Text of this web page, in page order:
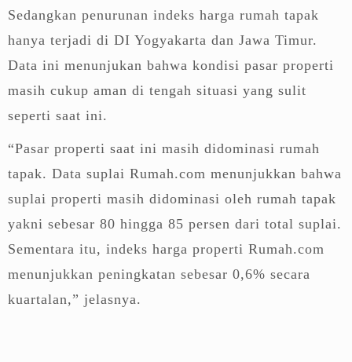
Sedangkan penurunan indeks harga rumah tapak
hanya terjadi di DI Yogyakarta dan Jawa Timur.
Data ini menunjukan bahwa kondisi pasar properti
masih cukup aman di tengah situasi yang sulit
seperti saat ini.
“Pasar properti saat ini masih didominasi rumah
tapak. Data suplai Rumah.com menunjukkan bahwa
suplai properti masih didominasi oleh rumah tapak
yakni sebesar 80 hingga 85 persen dari total suplai.
Sementara itu, indeks harga properti Rumah.com
menunjukkan peningkatan sebesar 0,6% secara
kuartalan,” jelasnya.